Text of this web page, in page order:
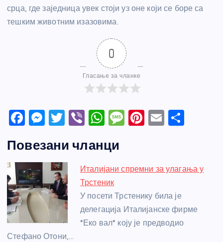
срца, где заједница увек стоји уз оне који се боре са
тешким животним изазовима.
0
Гласање за чланке
F
c
e
b
o
o
k
M
ss
e
n
g
er
T
itt
er
Vi
er
W
at
s
A
p
p
M
a
e
Pi
e
E
e
Повезани чланци
Италијани спремни за улагања у
Трстеник
У посети Трстенику била је
делегација Италијанске фирме
"Еко вал" коју је предводио
Стефано Отони,…